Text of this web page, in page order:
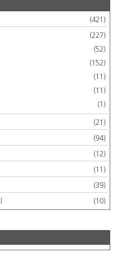
(421)
(227)
(52)
(152)
(11)
(11)
(1)
(21)
(94)
(12)
(11)
(39)
(10)